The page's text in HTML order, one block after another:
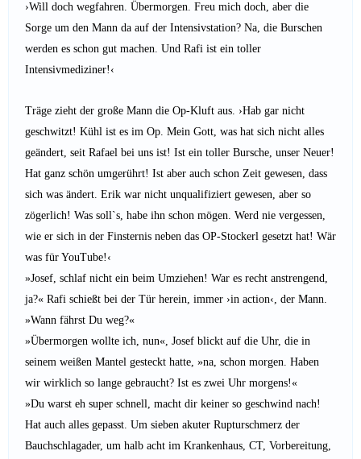
›Will doch wegfahren. Übermorgen. Freu mich doch, aber die
Sorge um den Mann da auf der Intensivstation? Na, die Bur­schen
werden es schon gut machen. Und Rafi ist ein toller
Intensivmediziner!‹
Träge zieht der große Mann die Op-Kluft aus. ›Hab gar nicht
geschwitzt! Kühl ist es im Op. Mein Gott, was hat sich nicht alles
geändert, seit Rafael bei uns ist! Ist ein toller Bur­sche, unser Neuer!
Hat ganz schön umgerührt! Ist aber auch schon Zeit gewesen, dass
sich was ändert. Erik war nicht unqualifiziert gewesen, aber so
zögerlich! Was soll`s, habe ihn schon mögen. Werd nie vergessen,
wie er sich in der Finsternis neben das OP-Stockerl gesetzt hat! Wär
was für YouTube!‹
»Josef, schlaf nicht ein beim Umziehen! War es recht anstrengend,
ja?« Rafi schießt bei der Tür herein, immer ›in action‹, der Mann.
»Wann fährst Du weg?«
»Übermorgen wollte ich, nun«, Josef blickt auf die Uhr, die in
seinem weißen Mantel gesteckt hatte, »na, schon morgen. Haben
wir wirklich so lange gebraucht? Ist es zwei Uhr morgens!«
»Du warst eh super schnell, macht dir keiner so geschwind nach!
Hat auch alles gepasst. Um sieben akuter Rupturschmerz der
Bauchschlagader, um halb acht im Krankenhaus, CT, Vorbereitung,